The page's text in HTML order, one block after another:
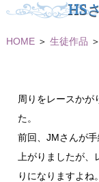
HS
HOME＞ 生徒作品
周りをレースかが
た。
前回、JMさんが
上がりましたが
りになりますよね